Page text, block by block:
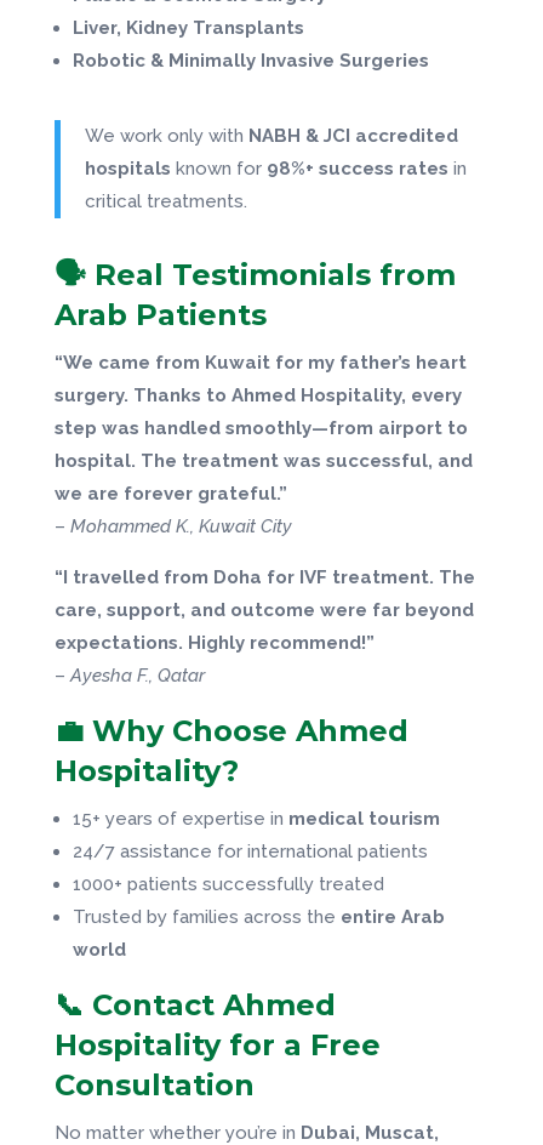
Liver, Kidney Transplants
Robotic & Minimally Invasive Surgeries
We work only with NABH & JCI accredited
hospitals known for 98%+ success rates in
critical treatments.
🗣️ Real Testimonials from
Arab Patients
“We came from Kuwait for my father’s heart
surgery. Thanks to Ahmed Hospitality, every
step was handled smoothly—from airport to
hospital. The treatment was successful, and
we are forever grateful.”
– Mohammed K., Kuwait City
“I travelled from Doha for IVF treatment. The
care, support, and outcome were far beyond
expectations. Highly recommend!”
–Ayesha F., Qatar
💼 Why Choose Ahmed
Hospitality?
15+ years of expertise in medical tourism
24/7 assistance for international patients
1000+ patients successfully treated
Trusted by families across the entire Arab
world
📞 Contact Ahmed
Hospitality for a Free
Consultation
No matter whether you’re in Dubai, Muscat,